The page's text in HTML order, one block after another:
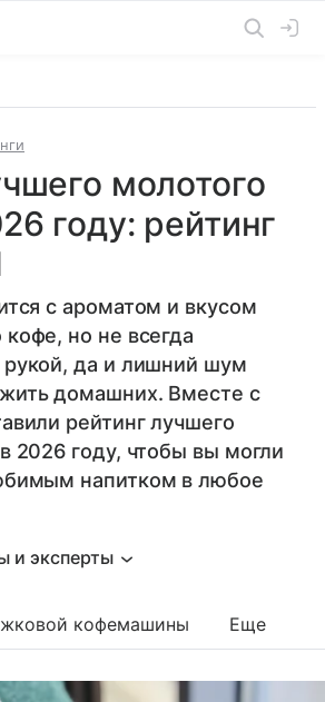
молотого
году: рейтинг
с ароматом и вкусом
но не всегда
да и лишний шум
домашних. Вместе с
рейтинг лучшего
2026 году, чтобы вы могли
напитком в любое
и эксперты
кофемашины Еще